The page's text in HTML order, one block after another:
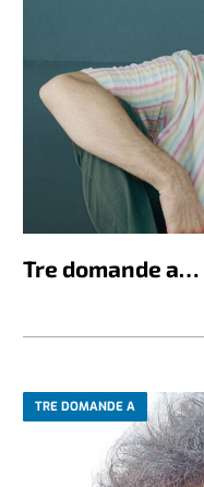
Tre domande
TRE DOMANDE A